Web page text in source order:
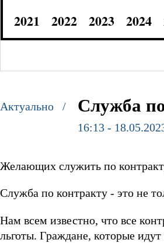
2021
2022 2023 2024
Актуально / Служба
16:13 -
Желающих служить по
Служба по контракту - это не
Нам всем известно, что все
льготы. Граждане, которые